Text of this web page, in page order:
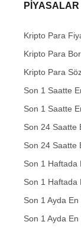
PIYASALAR
Kripto Para
Kripto Para
Kripto Para
Son 1 Saatte
Son 1 Saatte
Son 24 Saatte
Son 24 Saatte
Son 1 Haftada
Son 1 Haftada
Son 1 Ayda
Son 1 Ayda